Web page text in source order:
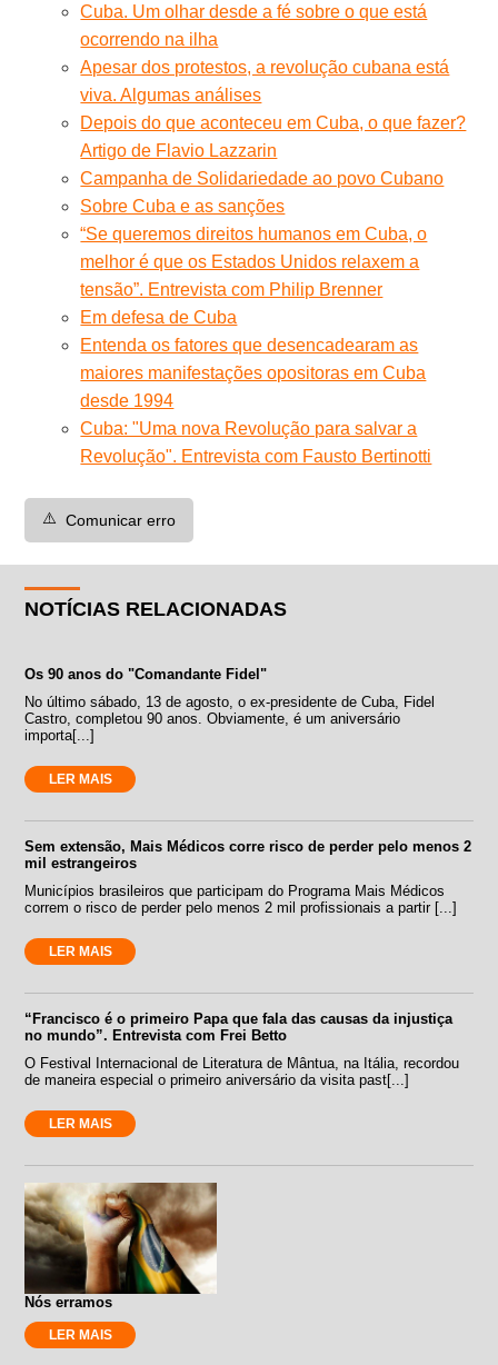
Cuba. Um olhar desde a fé sobre o que está
ocorrendo na ilha
Apesar dos protestos, a revolução cubana está
viva. Algumas análises
Depois do que aconteceu em Cuba, o que fazer?
Artigo de Flavio Lazzarin
Campanha de Solidariedade ao povo Cubano
Sobre Cuba e as sanções
“Se queremos direitos humanos em Cuba, o
melhor é que os Estados Unidos relaxem a
tensão”. Entrevista com Philip Brenner
Em defesa de Cuba
Entenda os fatores que desencadearam as
maiores manifestações opositoras em Cuba
desde 1994
Cuba: "Uma nova Revolução para salvar a
Revolução". Entrevista com Fausto Bertinotti
⚠️ Comunicar erro
NOTÍCIAS RELACIONADAS
Os 90 anos do "Comandante Fidel"
No último sábado, 13 de agosto, o ex-presidente de Cuba, Fidel
Castro, completou 90 anos. Obviamente, é um aniversário
importa[...]
LER MAIS
Sem extensão, Mais Médicos corre risco de perder pelo menos 2
mil estrangeiros
Municípios brasileiros que participam do Programa Mais Médicos
correm o risco de perder pelo menos 2 mil profissionais a partir [...]
LER MAIS
“Francisco é o primeiro Papa que fala das causas da injustiça
no mundo”. Entrevista com Frei Betto
O Festival Internacional de Literatura de Mântua, na Itália, recordou
de maneira especial o primeiro aniversário da visita past[...]
LER MAIS
Nós erramos
LER MAIS